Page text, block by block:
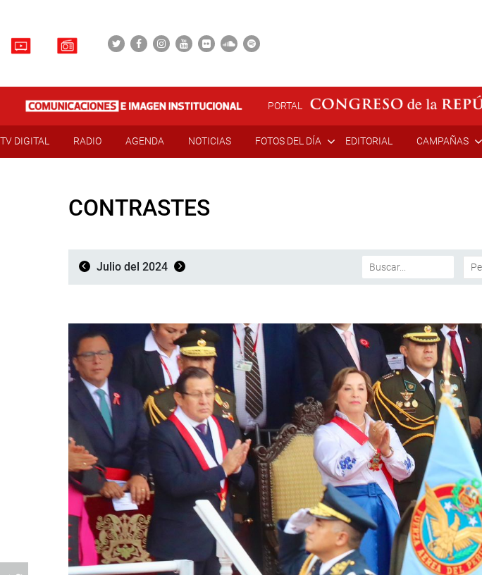
PORTAL
TV DIGITAL RADIO AGENDA NOTICIAS FOTOS DEL DÍA EDITORIAL CAMPAÑAS
CONTRASTES
Julio del 2024